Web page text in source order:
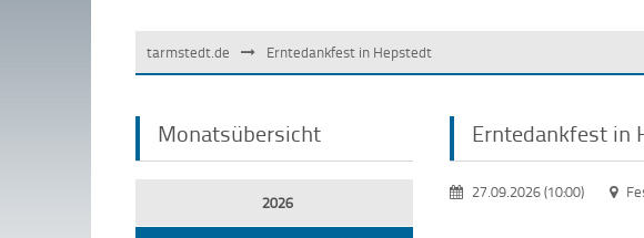
tarmstedt.de Erntedankfest in Hepstedt
Monatsübersicht
2026
Erntedankfest in
27.09.2026 (10:00)